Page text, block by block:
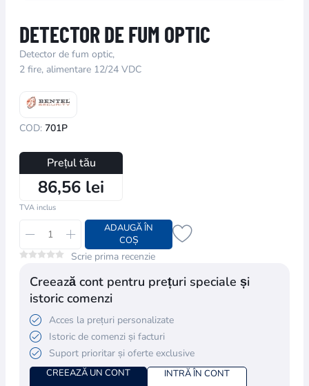
DETECTOR DE FUM OPTIC
Detector de fum optic,
2 fire, alimentare 12/24 VDC
COD: 701P
Prețul tău
86,56 lei
TVA inclus
ADAUGĂ ÎN
COȘ
Scrie prima recenzie
Creează cont pentru prețuri speciale și
istoric comenzi
Acces la prețuri personalizate
Istoric de comenzi și facturi
Suport prioritar și oferte exclusive
CREEAZĂ UN CONT INTRĂ ÎN CONT